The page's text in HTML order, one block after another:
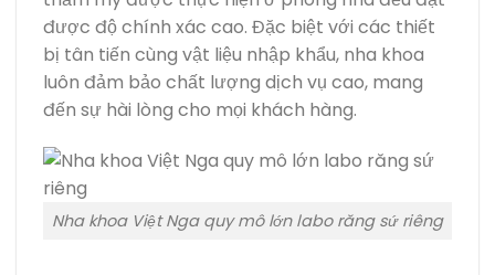
được độ chính xác cao. Đặc biệt với các thiết
bị tân tiến cùng vật liệu nhập khẩu, nha khoa
luôn đảm bảo chất lượng dịch vụ cao, mang
đến sự hài lòng cho mọi khách hàng.
Nha khoa Việt Nga quy mô lớn labo răng sứ riêng